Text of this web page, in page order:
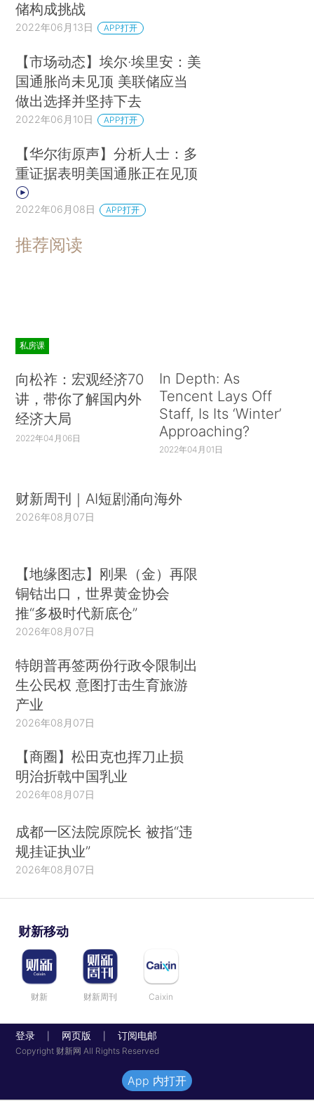
储构成挑战
2022年06月13日 APP打开
【市场动态】埃尔·埃里安：美
国通胀尚未见顶 美联储应当
做出选择并坚持下去
2022年06月10日 APP打开
【华尔街原声】分析人士：多
重证据表明美国通胀正在见顶
2022年06月08日 APP打开
推荐阅读
私房课
向松祚：宏观经济70
讲，带你了解国内外
经济大局
2022年04月06日
In Depth: As
Tencent Lays Off
Staff, Is Its ‘Winter’
Approaching?
2022年04月01日
财新周刊｜AI短剧涌向海外
2026年08月07日
【地缘图志】刚果（金）再限
铜钴出口，世界黄金协会
推“多极时代新底仓”
2026年08月07日
特朗普再签两份行政令限制出
生公民权 意图打击生育旅游
产业
2026年08月07日
【商圈】松田克也挥刀止损
明治折戟中国乳业
2026年08月07日
成都一区法院原院长 被指“违
规挂证执业”
2026年08月07日
财新移动
财新 财新周刊 Caixin
登录 网页版 订阅电邮
Copyright 财新网 All Rights Reserved
App 内打开